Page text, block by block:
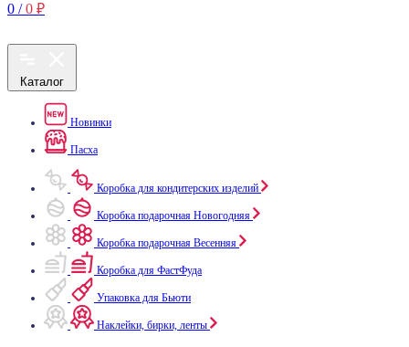
0 / 0 ₽
Каталог
Новинки
Пасха
Коробка для кондитерских изделий
Коробка подарочная Новогодняя
Коробка подарочная Весенняя
Коробка для ФастФуда
Упаковка для Бьюти
Наклейки, бирки, ленты